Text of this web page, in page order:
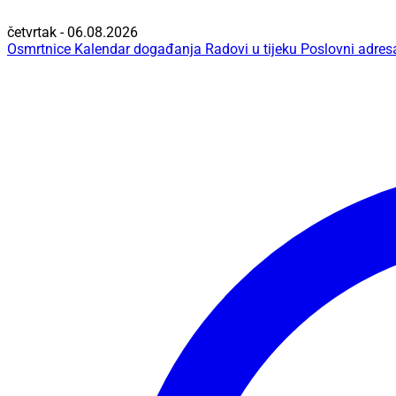
četvrtak - 06.08.2026
Osmrtnice Kalendar događanja Radovi u tijeku Poslovni